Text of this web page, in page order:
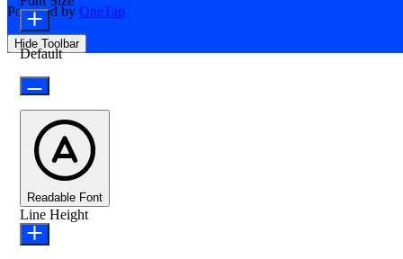
Powered by OneTap
Hide Toolbar
Default
Readable Font
Line Height